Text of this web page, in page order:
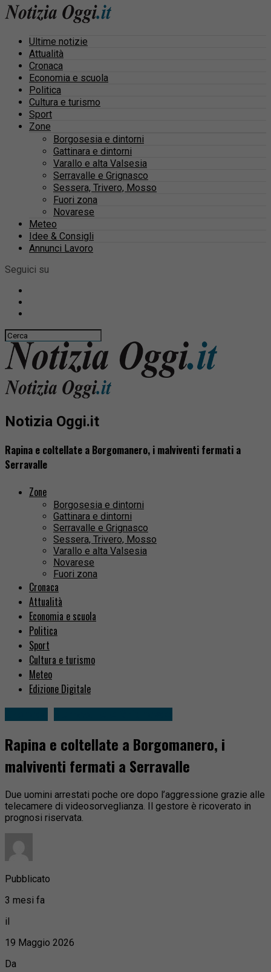
Ultime notizie
Attualità
Cronaca
Economia e scuola
Politica
Cultura e turismo
Sport
Zone
Borgosesia e dintorni
Gattinara e dintorni
Varallo e alta Valsesia
Serravalle e Grignasco
Sessera, Trivero, Mosso
Fuori zona
Novarese
Meteo
Idee & Consigli
Annunci Lavoro
Seguici su
Notizia Oggi.it
Rapina e coltellate a Borgomanero, i malviventi fermati a
Serravalle
Zone
Borgosesia e dintorni
Gattinara e dintorni
Serravalle e Grignasco
Sessera, Trivero, Mosso
Varallo e alta Valsesia
Novarese
Fuori zona
Cronaca
Attualità
Economia e scuola
Politica
Sport
Cultura e turismo
Meteo
Edizione Digitale
Rapina e coltellate a Borgomanero, i
malviventi fermati a Serravalle
Due uomini arrestati poche ore dopo l’aggressione grazie alle
telecamere di videosorveglianza. Il gestore è ricoverato in
prognosi riservata.
Pubblicato
3 mesi fa
il
19 Maggio 2026
Da